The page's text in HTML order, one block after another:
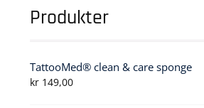
Produkter
TattooMed® clean & care sponge
kr149,00